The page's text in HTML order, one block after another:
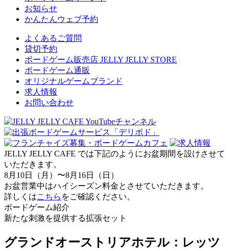
お知らせ
かんたんウェブ予約
よくあるご質問
貸切予約
ボードゲーム販売店 JELLY JELLY STORE
ボードゲーム通販
オリジナルゲームブランド
求人情報
お問い合わせ
JELLY JELLY CAFE では下記のようにお盆期間を設けさせて
いただきます。
8月10日（月）〜8月16日（日）
お盆営業中はハイシーズン料金とさせていただきます。
詳しくはこちら をご確認ください。
ボードゲーム紹介
新たな刺激を提供する拡張セット
グランドオーストリアホテル：レッツ